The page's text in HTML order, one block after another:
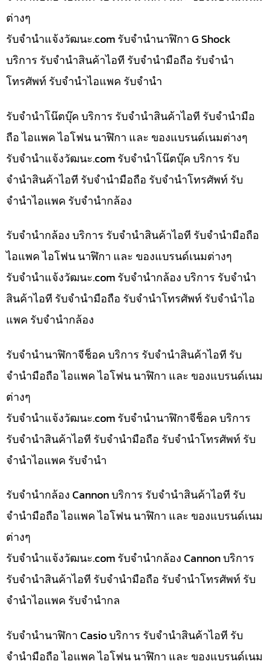
ต่างๆ
รับจํานําแจ้งวัฒนะ.com รับจำนำนาฬิกา G Shock
บริการ รับจำนำสินค้าไอที รับจำนำมือถือ รับจำนำ
โทรศัพท์ รับจำนำไอแพค รับจำนำ
รับจำนำโน๊ตบุ๊ค บริการ รับจำนำสินค้าไอที รับจำนำมือ
ถือ ไอแพค ไอโฟน นาฬิกา และ ของแบรนด์เนมต่างๆ
รับจํานําแจ้งวัฒนะ.com รับจำนำโน๊ตบุ๊ค บริการ รับ
จำนำสินค้าไอที รับจำนำมือถือ รับจำนำโทรศัพท์ รับ
จำนำไอแพค รับจำนำกล้อง
รับจำนำกล้อง บริการ รับจำนำสินค้าไอที รับจำนำมือถือ
ไอแพค ไอโฟน นาฬิกา และ ของแบรนด์เนมต่างๆ
รับจํานําแจ้งวัฒนะ.com รับจำนำกล้อง บริการ รับจำนำ
สินค้าไอที รับจำนำมือถือ รับจำนำโทรศัพท์ รับจำนำไอ
แพค รับจำนำกล้อง
รับจำนำนาฬิกาจีช็อค บริการ รับจำนำสินค้าไอที รับ
จำนำมือถือ ไอแพค ไอโฟน นาฬิกา และ ของแบรนด์เนม
ต่างๆ
รับจํานําแจ้งวัฒนะ.com รับจำนำนาฬิกาจีช็อค บริการ
รับจำนำสินค้าไอที รับจำนำมือถือ รับจำนำโทรศัพท์ รับ
จำนำไอแพค รับจำนำ
รับจำนำกล้อง Cannon บริการ รับจำนำสินค้าไอที รับ
จำนำมือถือ ไอแพค ไอโฟน นาฬิกา และ ของแบรนด์เนม
ต่างๆ
รับจํานําแจ้งวัฒนะ.com รับจำนำกล้อง Cannon บริการ
รับจำนำสินค้าไอที รับจำนำมือถือ รับจำนำโทรศัพท์ รับ
จำนำไอแพค รับจำนำกล
รับจำนำนาฬิกา Casio บริการ รับจำนำสินค้าไอที รับ
จำนำมือถือ ไอแพค ไอโฟน นาฬิกา และ ของแบรนด์เนม